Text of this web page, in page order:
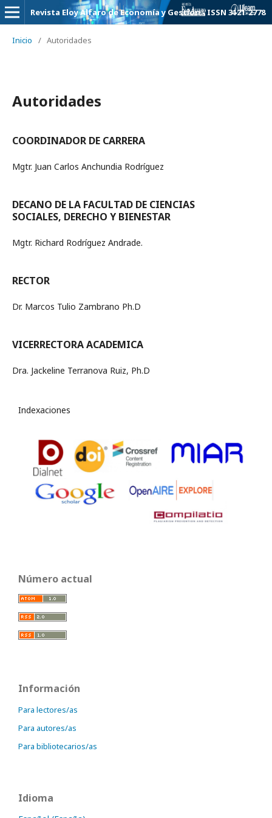
Revista Eloy Alfaro de Economía y Gestión - ISSN 3121-2778
Inicio / Autoridades
Autoridades
COORDINADOR DE CARRERA
Mgtr. Juan Carlos Anchundia Rodríguez
DECANO DE LA FACULTAD DE CIENCIAS
SOCIALES, DERECHO Y BIENESTAR
Mgtr. Richard Rodríguez Andrade.
RECTOR
Dr. Marcos Tulio Zambrano Ph.D
VICERRECTORA ACADEMICA
Dra. Jackeline Terranova Ruiz, Ph.D
Indexaciones
Número actual
Información
Para lectores/as
Para autores/as
Para bibliotecarios/as
Idioma